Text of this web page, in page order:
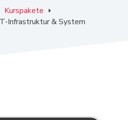
Kurspakete
Infrastruktur & System